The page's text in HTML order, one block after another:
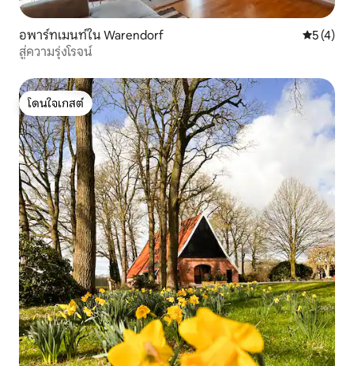
อพาร์ทเมนท์ใน Warendorf คะแนนเฉ
5 (4)
สู่ความรุ่งโรจน์
โดนใจเกสต์
โดนใจเกสต์